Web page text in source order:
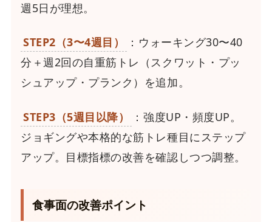
週5日が理想。
STEP2（3〜4週目）
：ウォーキング30〜40
分＋週2回の自重筋トレ（スクワット・プッ
シュアップ・プランク）を追加。
STEP3（5週目以降）
：強度UP・頻度UP。
ジョギングや本格的な筋トレ種目にステップ
アップ。目標指標の改善を確認しつつ調整。
食事面の改善ポイント